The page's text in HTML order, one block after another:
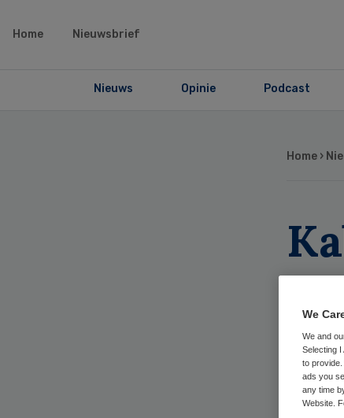
Home Nieuwsbrief
Nieuws Opinie Podcast
Home ›
We
We and
Selecting
to
ads you
any time
Website.